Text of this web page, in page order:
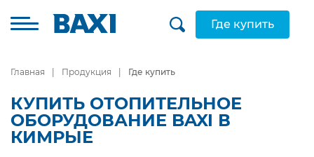
Где купить
Главная Продукция Где купить
КУПИТЬ ОТОПИТЕЛЬНОЕ
ОБОРУДОВАНИЕ BAXI В
КИМРЫЕ